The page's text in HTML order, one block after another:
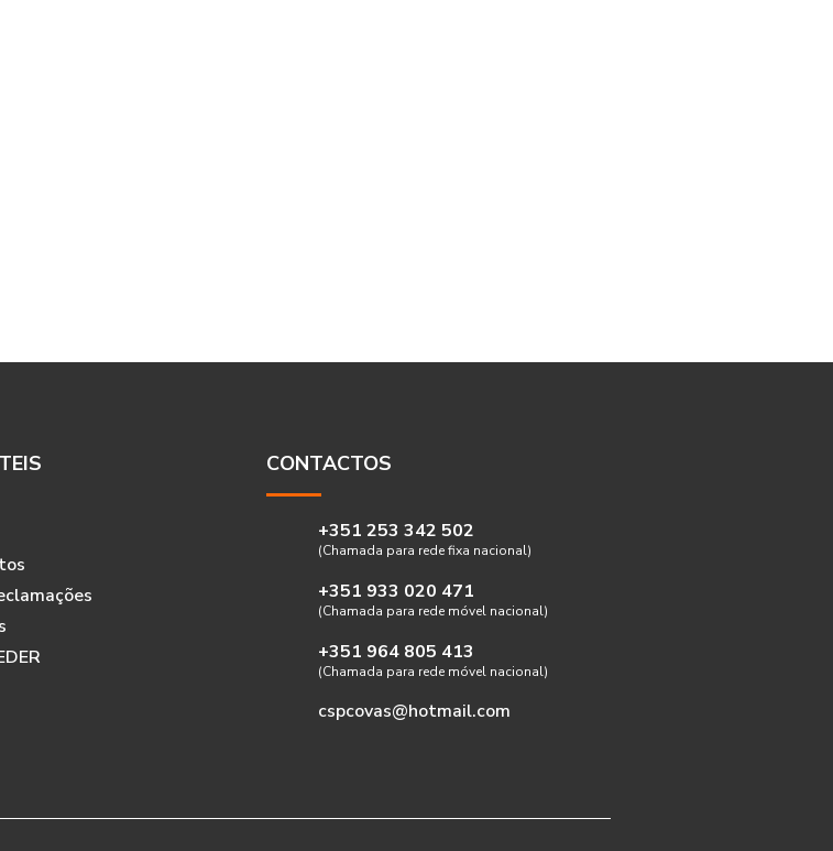
CONTACTOS
+351 253 342 502
(Chamada para rede fixa nacional)
+351 933 020 471
(Chamada para rede móvel nacional)
+351 964 805 413
(Chamada para rede móvel nacional)
cspcovas@hotmail.com